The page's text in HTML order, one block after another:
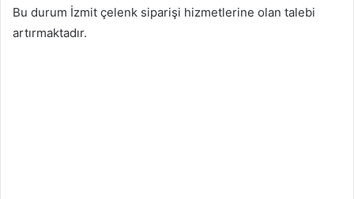
Bu durum İzmit çelenk siparişi hizmetlerine olan talebi
artırmaktadır.